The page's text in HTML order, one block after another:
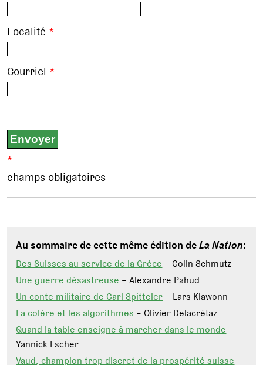
Localité *
Courriel *
*
champs obligatoires
Au sommaire de cette même édition deLa Nation:
Des Suisses au service de la Grèce– Colin Schmutz
Une guerre désastreuse– Alexandre Pahud
Un conte militaire de Carl Spitteler– Lars Klawonn
La colère et les algorithmes– Olivier Delacrétaz
Quand la table enseigne à marcher dans le monde–
Yannick Escher
Vaud, champion trop discret de la prospérité suisse–